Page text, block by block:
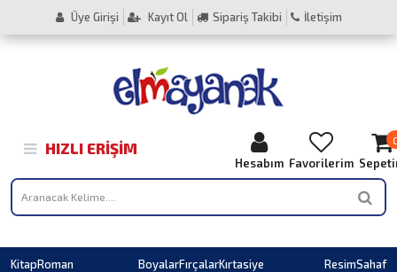
Üye Girişi Kayıt Ol Sipariş Takibi İletişim
HIZLI ERIŞIM
Hesabım Favorilerim
KitapRoman
BoyalarFırçalarKırtasiye
ResimSahaf